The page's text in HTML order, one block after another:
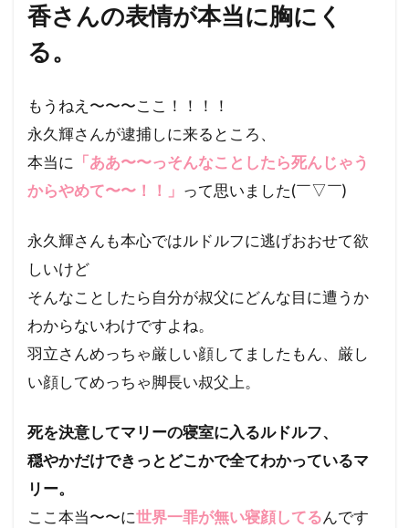
香さんの表情が本当に胸にく
る。
もうねえ〜〜〜ここ！！！！
永久輝さんが逮捕しに来るところ、
本当に 「ああ〜〜っそんなことしたら死んじゃう
からやめて〜〜！！」 って思いました(￣▽￣)
永久輝さんも本心ではルドルフに逃げおおせて欲
しいけど
そんなことしたら自分が叔父にどんな目に遭うか
わからないわけですよね。
羽立さんめっちゃ厳しい顔してましたもん、厳し
い顔してめっちゃ脚長い叔父上。
死を決意してマリーの寝室に入るルドルフ、
穏やかだけできっとどこかで全てわかっているマ
リー。
ここ本当〜〜に世界一罪が無い寝顔してるんです